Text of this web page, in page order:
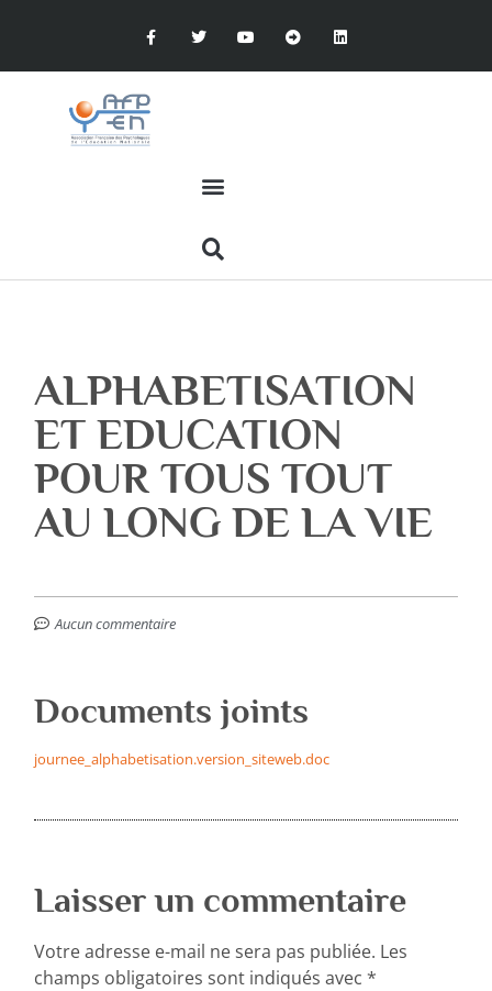
ALPHABETISATION
ET EDUCATION
POUR TOUS TOUT
AU LONG DE LA VIE
Aucun commentaire
Documents joints
journee_alphabetisation.version_siteweb.doc
Laisser un commentaire
Votre adresse e-mail ne sera pas publiée. Les
champs obligatoires sont indiqués avec*